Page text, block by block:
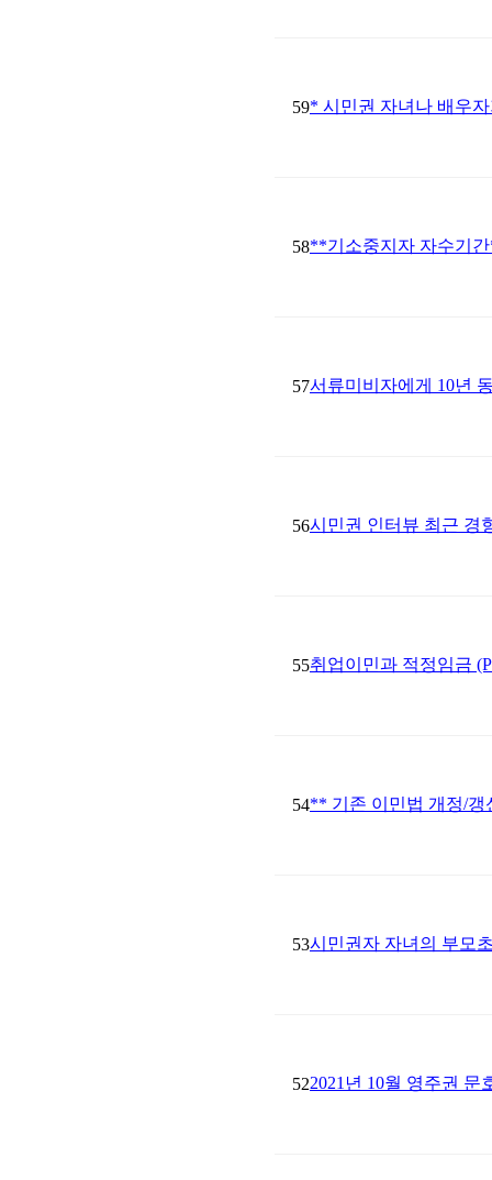
59* 시민권 자녀나 배우
58**기소중지자 자수기
57서류미비자에게 10년
56시민권 인터뷰 최근 경
55취업이민과 적정임금
54** 기존 이민법 개정/갱
53시민권자 자녀의 부모
522021년 10월 영주권 문